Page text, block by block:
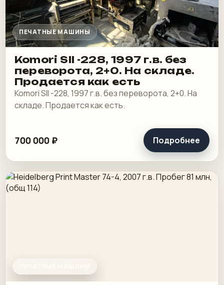
ПЕЧАТНЫЕ МАШИНЫ
Komori SII -228, 1997 г.в. без
переворота, 2+0. На складе.
Продается как есть
Komori SII -228, 1997 г.в. без переворота, 2+0. На
складе. Продается как есть.
700 000 ₽ Подробнее